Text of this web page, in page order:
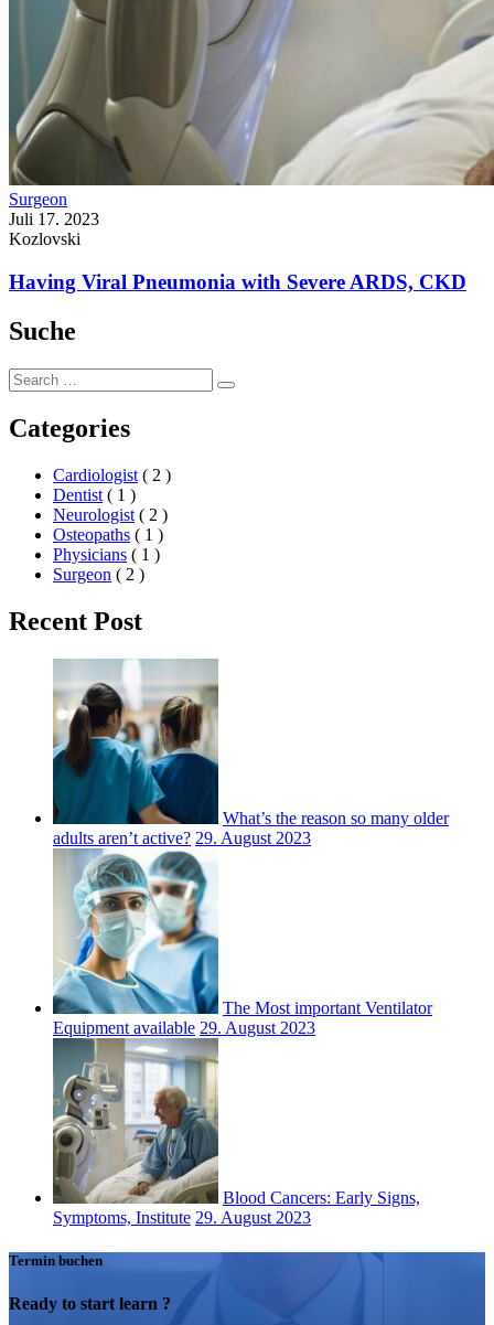
Surgeon
Juli 17. 2023
Kozlovski
Having Viral Pneumonia with Severe ARDS, CKD
Suche
Search
for:
Search
Categories
Cardiologist ( 2 )
Dentist ( 1 )
Neurologist ( 2 )
Osteopaths ( 1 )
Physicians ( 1 )
Surgeon ( 2 )
Recent Post
What’s the reason so many older
adults aren’t active? 29. August 2023
The Most important Ventilator
Equipment available 29. August 2023
Blood Cancers: Early Signs,
Symptoms, Institute 29. August 2023
Termin buchen
Ready to start learn ?